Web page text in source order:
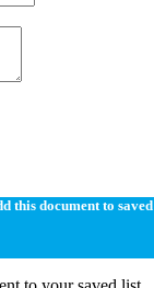
this document to saved